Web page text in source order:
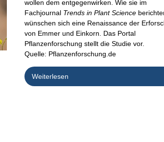
wollen dem entgegenwirken. Wie sie im
Fachjournal Trends in Plant Science
wünschen sich eine Renaissance der
von Emmer und Einkorn. Das Portal
Pflanzenforschung stellt die Studie vor.
Quelle: Pflanzenforschung.de
Weiterlesen